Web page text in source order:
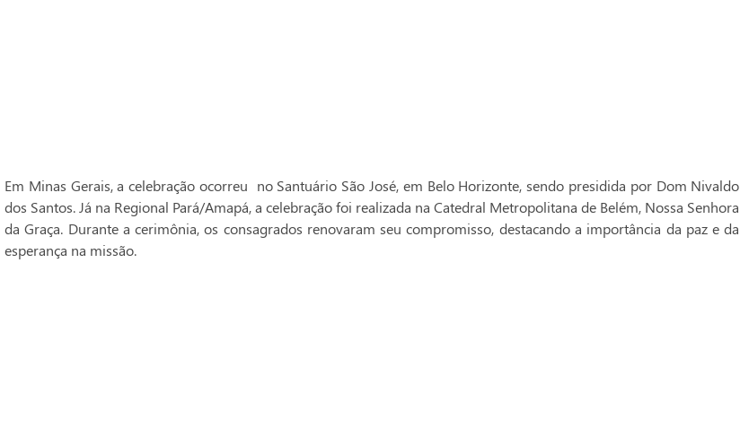
Em Minas Gerais, a celebração ocorreu no Santuário São José, em Belo Horizonte, sendo presidida por Dom Nivaldo
dos Santos. Já na Regional Pará/Amapá, a celebração foi realizada na Catedral Metropolitana de Belém, Nossa Senhora
da Graça. Durante a cerimônia, os consagrados renovaram seu compromisso, destacando a importância da paz e da
esperança na missão.